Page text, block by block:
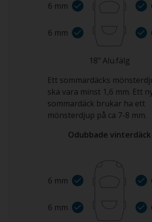
6 mm
6 mm
18" Alu.fälg
Ett sommardäcks
ska vara minst 1,6 mm. Ett
sommardäck brukar ha ett
mönsterdjup på ca 7-8 mm.
Odubbade vinterdäck
6 mm
6 mm